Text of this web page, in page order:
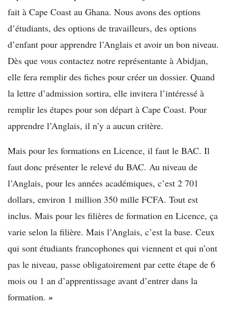
fait à Cape Coast au Ghana. Nous avons des options
d’étudiants, des options de travailleurs, des options
d’enfant pour apprendre l’Anglais et avoir un bon niveau.
Dès que vous contactez notre représentante à Abidjan,
elle fera remplir des fiches pour créer un dossier. Quand
la lettre d’admission sortira, elle invitera l’intéressé à
remplir les étapes pour son départ à Cape Coast. Pour
apprendre l’Anglais, il n’y a aucun critère.
Mais pour les formations en Licence, il faut le BAC. Il
faut donc présenter le relevé du BAC. Au niveau de
l’Anglais, pour les années académiques, c’est 2 701
dollars, environ 1 million 350 mille FCFA. Tout est
inclus. Mais pour les filières de formation en Licence, ça
varie selon la filière. Mais l’Anglais, c’est la base. Ceux
qui sont étudiants francophones qui viennent et qui n’ont
pas le niveau, passe obligatoirement par cette étape de 6
mois ou 1 an d’apprentissage avant d’entrer dans la
formation. »